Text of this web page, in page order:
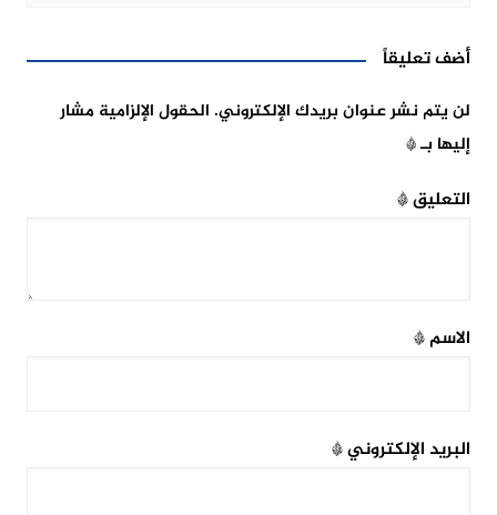
أضف تعليقاً
لن يتم نشر عنوان بريدك الإلكتروني. الحقول الإلزامية مشار
إليها بـ*
التعليق*
الاسم*
البريد الإلكتروني*